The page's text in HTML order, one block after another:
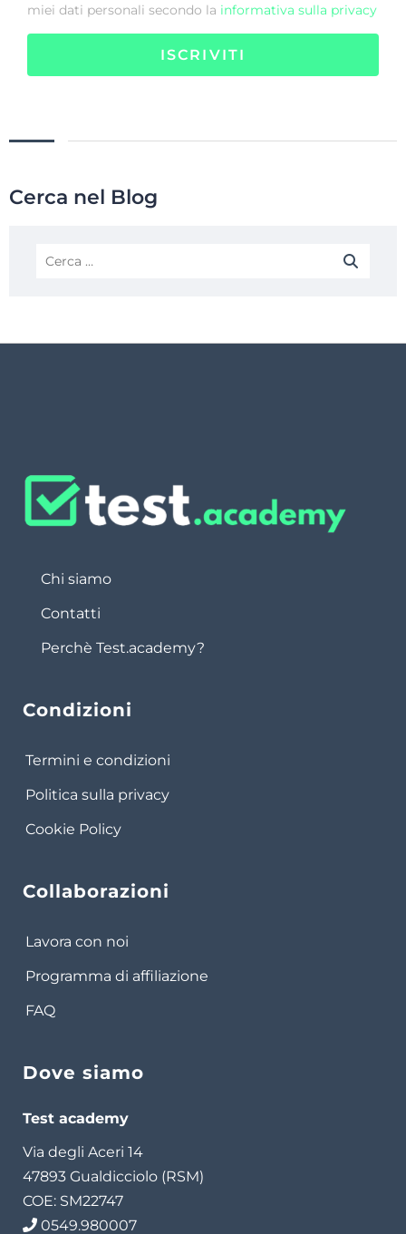
miei dati personali secondo la informativa sulla privacy
ISCRIVITI
Cerca nel Blog
Chi siamo
Contatti
Perchè Test.academy?
Condizioni
Termini e condizioni
Politica sulla privacy
Cookie Policy
Collaborazioni
Lavora con noi
Programma di affiliazione
FAQ
Dove siamo
Test academy
Via degli Aceri 14
47893 Gualdicciolo (RSM)
COE: SM22747
0549.980007